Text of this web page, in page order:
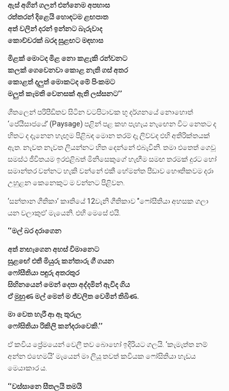
ඇස් අගින් ගලන් එන්නෙම අපහාස
රත්තරන් දිළෙයි හොඳටම ළඟපාත
අත් වලින් දරන් ඉන්නට බැරුවාද
කොච්චරක් බරද සුළඟට මඳහාස
මිළක් මොටද මිළ නො කළැකි රන්වනට
කලක් ගෙවෙනවා කොළ නැති ගස් අතර
කොළත් දලුත් මොකටද මේ පිංකමට
මලුත් කැමති වෙනසක් ඇති ලස්සනට’’
ශීතලෙන් පරිපීඩිතව සිටින වටපිටාවක භූ දර්ශනයේ නොහොත්
‘පේයීසාජයේ’ (Paysage) පළින් පළ කහ පැහැය නැඟෙන විට නෙතට ද
හිතට ද දැනෙන හැඟුම පිළිබඳ මොන තරම් දෑ ලිව්වද එහි අතිරික්තයක්
ඇත. නැවත නැවත ලියන්නට හිත දෙන්නේ එබැවිනි. තමා එතෙත් ගෙවූ
සමස්ථ ජීවිතයම ඉරඑළිබත් මිනිසෙකුගේ හැඟීම සමඟ තරමක් දුරට හෝ
සමාන්තර වන්නට හැකි වන්නේ එකී හේමන්ත පීඩාව භෞතිකවම දරා
උහුළන කෙනෙකුට ම වන්නට පිළිවන.
‘සන්තාන ගීතිකා’ කෘතියේ 12වැනි ගීතිකාව ‘’ෆෝසීතියා අහසක ගලා
යන වලාකුළු’ මැයෙනි. එහි මෙසේ එයි.
‘’මල් බර දරාගෙන
අත් නඟැගෙන අහස් විමානෙට
සුළඟේ එතී මියුරු කන්තාරු ගී ගයන
ෆෝසීතියා පඳුරු අතරතුර
සිහිනයෙන් මෙන් දෙපා අද්දමින් ඇවිද ගිය
ඒ මුහුණ මල් මෙන් ම ජ්වලිත වෙමින් තිබිණ.
මා වෙත හැරී ආ ඈ තුරුල
ෆෝසිතියා රිකිලි කන්දරාවෙකි.’’
ඒ කවිය ප්‍රේමයෙන් වෙලී තව බොහෝ ඉදිරියට ගලයි. ‘කැමැත්ත නම්
අන්න එහෙමයි’ මැයෙන් මා ලියූ තවත් කවියක ‍ෆෝසිතියා හැඩය
මෙයාකාර ය‍.
‘’වස්සානෙ සීතලයි තමයි